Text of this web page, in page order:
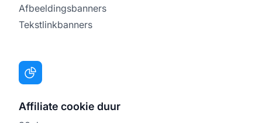
Afbeeldingsbanners
Tekstlinkbanners
Affiliate cookie duur